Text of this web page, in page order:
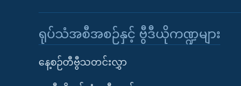
ရုပ်သံအစီအစဉ်နှင့် ဗွီဒီယိုကဏ္ဍများ
နေ့စဉ်တီဗွီသတင်းလွှာ